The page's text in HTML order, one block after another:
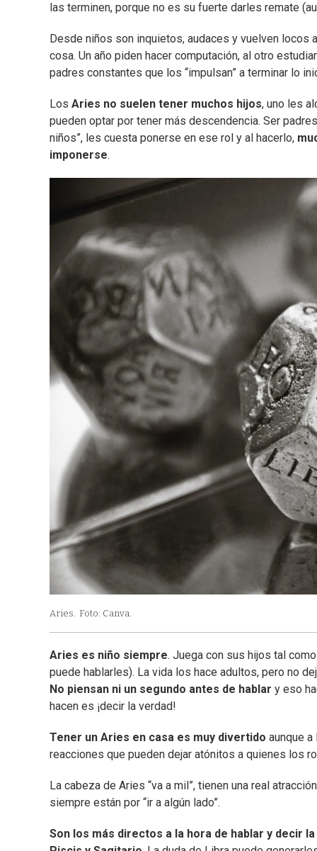
las terminen, porque no es su fuerte darles remate
Desde niños son inquietos, audaces y vuelven
cosa. Un año piden hacer computación, al otro
padres constantes que los “impulsan” a terminar lo
Los Aries no suelen tener muchos hijos, uno les
pueden optar por tener más descendencia. Ser
niños”, les cuesta ponerse en ese rol y al hacerlo,
imponerse.
Aries. Foto: Canva.
Aries es niño siempre. Juega con sus hijos tal
puede hablarles). La vida los hace adultos, pero no
No piensan ni un segundo antes de hablar y eso
hacen es ¡decir la verdad!
Tener un Aries en casa es muy divertido aunque
reacciones que pueden dejar atónitos a quienes los
La cabeza de Aries “va a mil”, tienen una real
siempre están por “ir a algún lado”.
Son los más directos a la hora de hablar y decir